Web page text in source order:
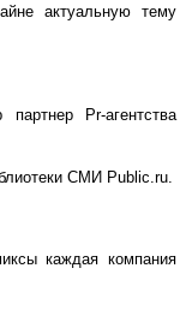
актуальную тему
Pr-агентства
СМИ Public.ru.
каждая компания